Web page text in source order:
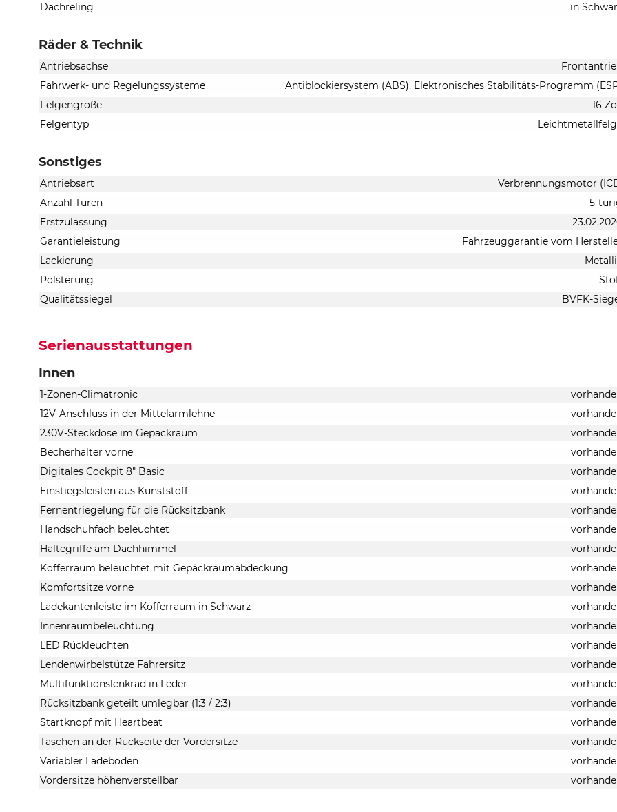
Dachreling
in
Räder & Technik
Antriebsachse
Fahrwerk- und Regelungssysteme
Antiblockiersystem (ABS), Elektronisches Stabilitäts-Programm
Felgengröße
16 Zoll
Felgentyp
Sonstiges
Antriebsart
Verbrennungsmotor
Anzahl Türen
5-
Erstzulassung
Garantieleistung
Fahrzeuggarantie vom
Lackierung
Polsterung
Qualitätssiegel
BVFK-
Serienausstattungen
Innen
1-Zonen-Climatronic
12V-Anschluss in der Mittelarmlehne
230V-Steckdose im Gepäckraum
Becherhalter vorne
Digitales Cockpit 8" Basic
Einstiegsleisten aus Kunststoff
Fernentriegelung für die Rücksitzbank
Handschuhfach beleuchtet
Haltegriffe am Dachhimmel
Kofferraum beleuchtet mit Gepäckraumabdeckung
Komfortsitze vorne
Ladekantenleiste im Kofferraum in Schwarz
Innenraumbeleuchtung
LED Rückleuchten
Lendenwirbelstütze Fahrersitz
Multifunktionslenkrad in Leder
Rücksitzbank geteilt umlegbar (1:3 / 2:3)
Startknopf mit Heartbeat
Taschen an der Rückseite der Vordersitze
Variabler Ladeboden
Vordersitze höhenverstellbar